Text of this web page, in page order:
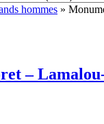
hommes »
–